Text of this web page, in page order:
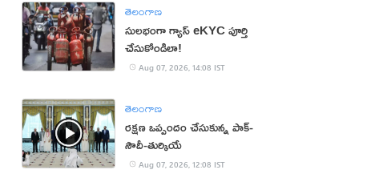
తెలంగాణ
సులభంగా గ్యాస్ eKYC పూర్తి
చేసుకోండిలా!
Aug 07, 2026, 14:08 IST
తెలంగాణ
రక్షణ ఒప్పందం చేసుకున్న పాక్‌-
సౌదీ-తుర్కియే
Aug 07, 2026, 12:08 IST